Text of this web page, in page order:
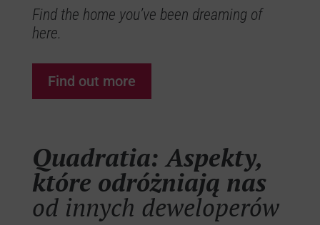
Find the home you’ve been dreaming of
here.
Find out more
Quadratia: Aspekty,
które odróżniają nas
od innych deweloperów